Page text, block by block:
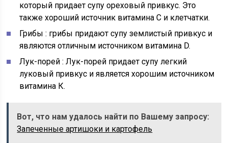
который придает супу ореховый привкус. Это
также хороший источник витамина С и клетчатки.
Грибы : грибы придают супу землистый привкус и
являются отличным источником витамина D.
Лук-порей : Лук-порей придает супу легкий
луковый привкус и является хорошим источником
витамина К.
Вот, что нам удалось найти по Вашему запросу:
Запеченные артишоки и картофель